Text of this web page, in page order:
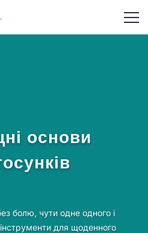
основи
болю, чути одне одного і
для щоденного